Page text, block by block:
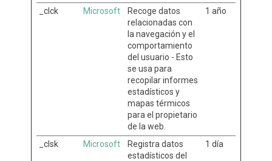
_clck
Microsoft
Recoge datos
relacionadas con
la navegación y el
comportamiento
del usuario - Esto
se usa para
recopilar informes
estadísticos y
mapas térmicos
para el propietario
de la web.
1 año
_clsk Microsoft
Registra datos
estadísticos del
1 día